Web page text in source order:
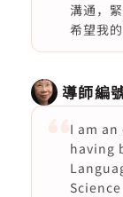
溝通，
希望我
導師編
I am
having